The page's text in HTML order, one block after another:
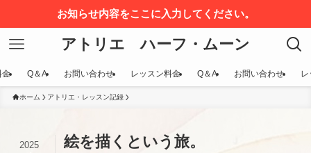
お知らせ内容をここに入力してください。
アトリエ ハーフ・ムーン
金 Q＆A お問い合わせ レッスン料金 Q＆A お問い合わせ レ
ホーム アトリエ・レッスン記録
絵を描くという旅。
2025